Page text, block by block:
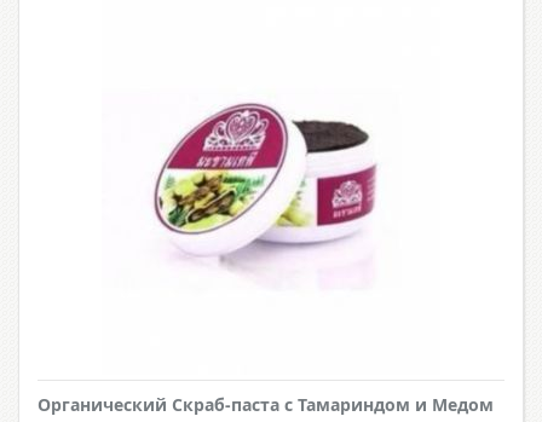
Органический Скраб-паста с Тамариндом и Медом